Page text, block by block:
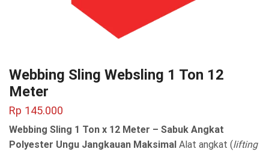
Webbing Sling Websling 1 Ton 12
Meter
Rp 145.000
Webbing Sling 1 Ton x 12 Meter – Sabuk Angkat
Polyester Ungu Jangkauan Maksimal Alat angkat (lifting